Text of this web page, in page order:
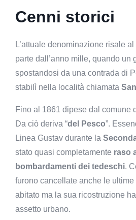
Cenni storici
L’attuale denominazione risale
parte dall’anno mille, quando un
spostandosi da una contrada di
stabilì nella località chiamata
Fino al 1861 dipese dal comune
Da ciò deriva “del Pesco”.
Linea Gustav durante la
stato quasi completamente raso
bombardamenti dei tedeschi.
furono cancellate anche le
abitato ma la sua ricostruzione
assetto urbano.